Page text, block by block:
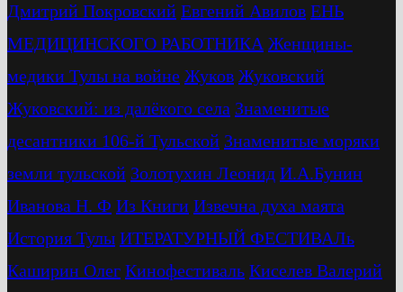
Дмитрий Покровский Евгений Авилов ЕНЬ
МЕДИЦИНСКОГО РАБОТНИКА Женщины-
медики Тулы на войне Жуков Жуковский
Жуковский: из далёкого села Знаменитые
десантники 106-й Тульской Знаменитые моряки
земли тульской Золотухин Леонид И.А.Бунин
Иванова Н. Ф Из Книги Извечна духа маята
История Тулы ИТЕРАТУРНЫЙ ФЕСТИВАЛь
Каширин Олег Кинофестиваль Киселев Валерий